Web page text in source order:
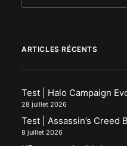
ARTICLES RÉCENTS
Test | Halo Campaign
28 juillet 2026
Test | Assassin’s Creed
8 juillet 2026